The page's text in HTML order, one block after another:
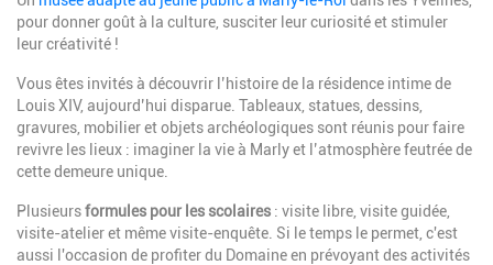
pour donner goût à la culture, susciter leur curiosité et stimuler
leur créativité !
Vous êtes invités à découvrir l’histoire de la résidence intime de
Louis XIV, aujourd’hui disparue. Tableaux, statues, dessins,
gravures, mobilier et objets archéologiques sont réunis pour faire
revivre les lieux : imaginer la vie à Marly et l’atmosphère feutrée de
cette demeure unique.
Plusieursformules pour les scolaires : visite libre, visite guidée,
visite-atelier et même visite-enquête. Si le temps le permet, c'est
aussi l'occasion de profiter du Domaine en prévoyant des activités